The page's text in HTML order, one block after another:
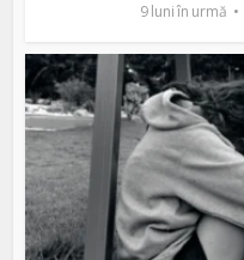
9 luni în urmă